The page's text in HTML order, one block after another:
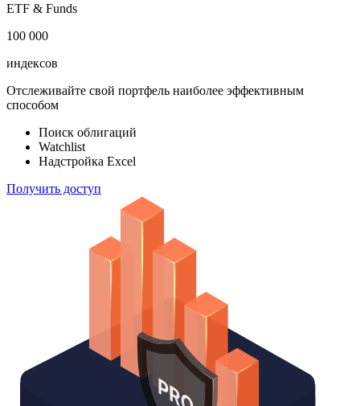
ETF & Funds
100 000
индексов
Отслеживайте свой портфель наиболее эффективным
способом
Поиск облигаций
Watchlist
Надстройка Excel
Получить доступ